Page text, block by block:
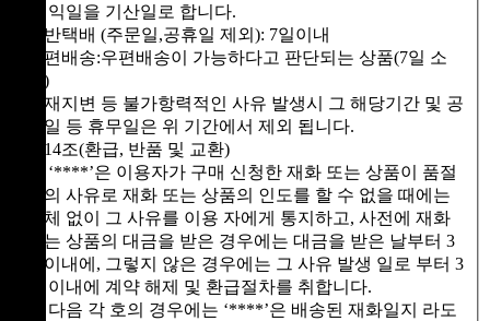
한 익일을 기산일로 합니다.
일반택배 (주문일,공휴일 제외): 7일이내
우편배송:우편배송이 가능하다고 판단되는 상품(7일 소
요)
천재지변 등 불가항력적인 사유 발생시 그 해당기간 및 공
휴일 등 휴무일은 위 기간에서 제외 됩니다.
제14조(환급, 반품 및 교환)
① ‘****’은 이용자가 구매 신청한 재화 또는 상품이 품절
등의 사유로 재화 또는 상품의 인도를 할 수 없을 때에는
지체 없이 그 사유를 이용 자에게 통지하고, 사전에 재화
또는 상품의 대금을 받은 경우에는 대금을 받은 날부터 3
일이내에, 그렇지 않은 경우에는 그 사유 발생 일로 부터 3
일 이내에 계약 해제 및 환급절차를 취합니다.
② 다음 각 호의 경우에는 ‘****’은 배송된 재화일지 라도